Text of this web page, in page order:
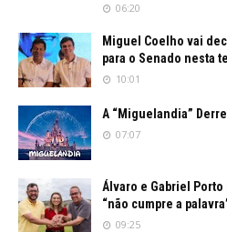
06:20
Miguel Coelho vai
para o Senado nesta
10:01
A “Miguelandia”
07:07
Álvaro e Gabriel
“não cumpre a
09:25